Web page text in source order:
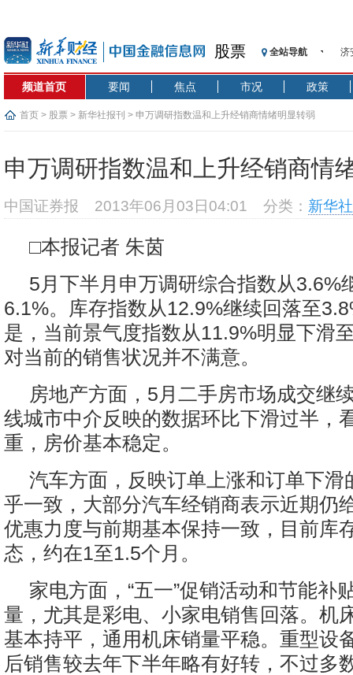
股票 全站导航
济
【
在
基
频道首页 要闻 焦点 市况 政策
首页 > 股票 > 新华社报刊 > 申万调研指数温和上升经销商情绪明显转弱
申万调研指数温和上升经销商情
中国证券报 2013年06月03日04:01 分类： 新华
□本报记者 朱茵
5月下半月申万调研综合指数从3.6%
6.1%。库存指数从12.9%继续回落至
是，当前景气度指数从11.9%明显下滑
对当前的销售状况并不满意。
房地产方面，5月二手房市场成交继
线城市中介反映的数据环比下滑过半，
重，房价基本稳定。
汽车方面，反映订单上涨和订单下滑
乎一致，大部分汽车经销商表示近期仍
优惠力度与前期基本保持一致，目前库
态，约在1至1.5个月。
家电方面，“五一”促销活动和节能补
量，尤其是彩电、小家电销售回落。机
基本持平，通用机床销量平稳。重型设
后销售较去年下半年略有好转，不过多